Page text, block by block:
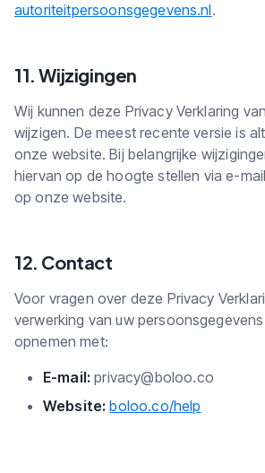
autoriteitpersoonsgegevens.nl.
11. Wijzigingen
Wij kunnen deze Privacy Verklaring
wijzigen. De meest recente versie is
onze website. Bij belangrijke
hiervan op de hoogte stellen via e-
op onze website.
12. Contact
Voor vragen over deze Privacy
verwerking van uw
opnemen met:
E-mail: privacy@boloo.co
Website: boloo.co/help